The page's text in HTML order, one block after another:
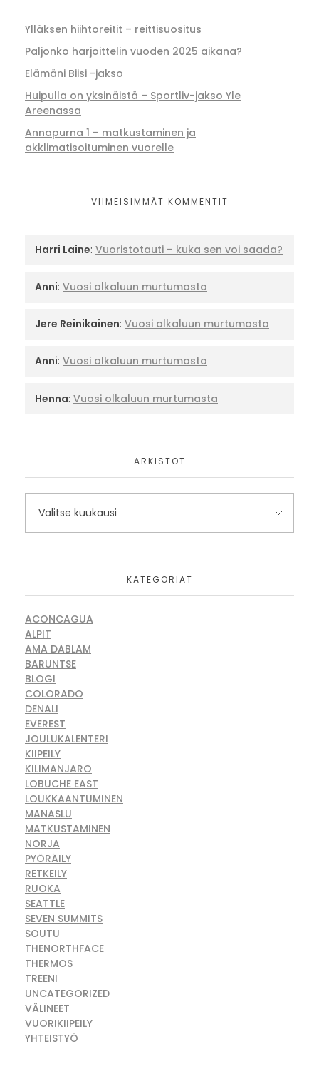
Ylläksen hiihtoreitit – reittisuositus
Paljonko harjoittelin vuoden 2025 aikana?
Elämäni Biisi -jakso
Huipulla on yksinäistä – Sportliv-jakso Yle
Areenassa
Annapurna 1 – matkustaminen ja
akklimatisoituminen vuorelle
VIIMEISIMMÄT KOMMENTIT
Harri Laine: Vuoristotauti – kuka sen voi saada?
Anni: Vuosi olkaluun murtumasta
Jere Reinikainen: Vuosi olkaluun murtumasta
Anni: Vuosi olkaluun murtumasta
Henna: Vuosi olkaluun murtumasta
ARKISTOT
KATEGORIAT
ACONCAGUA
ALPIT
AMA DABLAM
BARUNTSE
BLOGI
COLORADO
DENALI
EVEREST
JOULUKALENTERI
KIIPEILY
KILIMANJARO
LOBUCHE EAST
LOUKKAANTUMINEN
MANASLU
MATKUSTAMINEN
NORJA
PYÖRÄILY
RETKEILY
RUOKA
SEATTLE
SEVEN SUMMITS
SOUTU
THENORTHFACE
THERMOS
TREENI
UNCATEGORIZED
VÄLINEET
VUORIKIIPEILY
YHTEISTYÖ